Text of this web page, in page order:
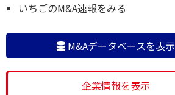
いちごのM&A速報をみる
M&Aデータベースを表示
企業情報を表示